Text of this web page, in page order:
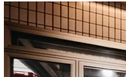
Portfolio